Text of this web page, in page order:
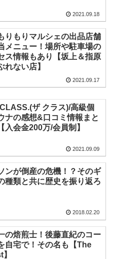
2021.09.18
りもりマルシェの出品店舗
メニュー！場所や駐車場の
ス情報もあり【坂上＆指原
れない店】
2021.09.17
ザ クラス)/高級個
ナの感想&口コミ情報まと
入会金200万/会員制】
2021.09.09
ンが倒産の危機！？そのギ
種類と共に歴史を振り返ろ
2018.02.20
の焙煎士！後藤直紀のコー
自宅で！その名も【The